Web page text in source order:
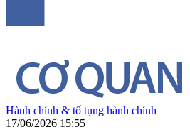
Hành chính & tố tụng hành chính
17/06/2026 15:55